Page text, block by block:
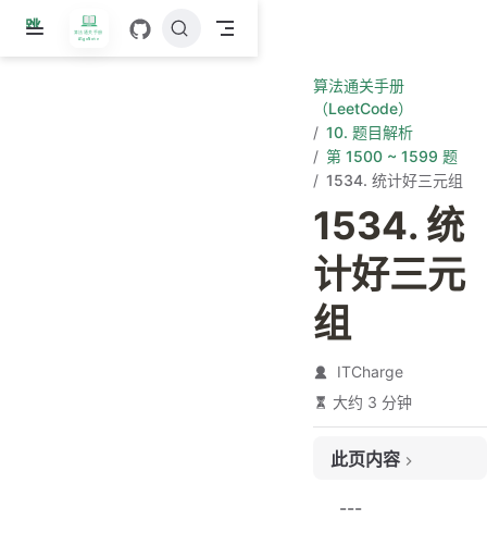
跳
算法通关手册
（LeetCode）
10. 题目解析
第 1500 ~ 1599 题
1534. 统计好三元组
1534. 统
计好三元
组
ITCharge
大约 3 分钟
此页内容
---